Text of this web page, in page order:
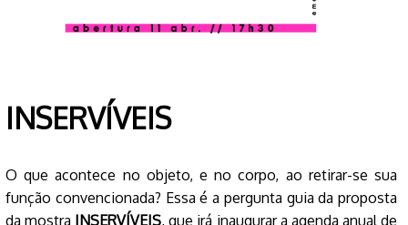
INSERVÍVEIS
O que acontece no objeto, e no corpo, ao retirar-se sua
função convencionada? Essa é a pergunta guia da proposta
da mostra INSERVÍVEIS, que irá inaugurar a agenda anual de